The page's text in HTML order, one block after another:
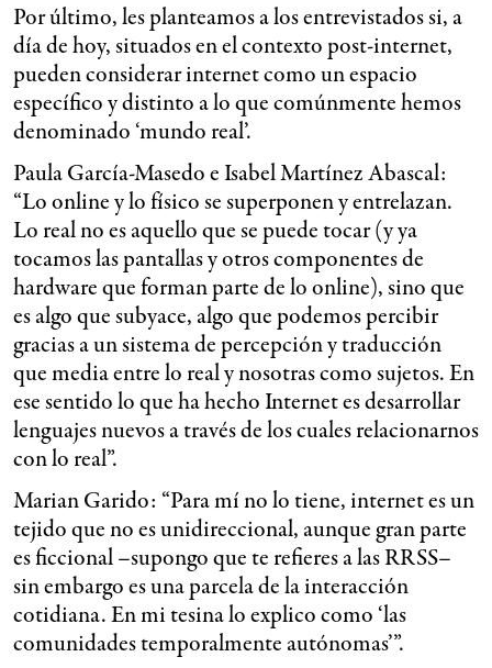
Por último, les planteamos a los entrevistados si, a
día de hoy, situados en el contexto post-internet,
pueden considerar internet como un espacio
específico y distinto a lo que comúnmente hemos
denominado ‘mundo real’.
Paula García-Masedo e Isabel Martínez Abascal:
“Lo online y lo físico se superponen y entrelazan.
Lo real no es aquello que se puede tocar (y ya
tocamos las pantallas y otros componentes de
hardware que forman parte de lo online), sino que
es algo que subyace, algo que podemos percibir
gracias a un sistema de percepción y traducción
que media entre lo real y nosotras como sujetos. En
ese sentido lo que ha hecho Internet es desarrollar
lenguajes nuevos a través de los cuales relacionarnos
con lo real”.
Marian Garido: “Para mí no lo tiene, internet es un
tejido que no es unidireccional, aunque gran parte
es ficcional –supongo que te refieres a las RRSS–
sin embargo es una parcela de la interacción
cotidiana. En mi tesina lo explico como ‘las
comunidades temporalmente autónomas’”.